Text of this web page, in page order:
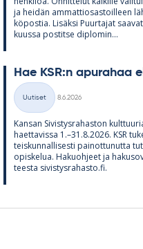
ja hei­dän am­mat­tio­sas­toil­leen
kö­pos­tia. Li­säksi Puur­ta­jat
kuussa pos­titse diplo­min...
Hae KSR:n apu­ra­haa
Kategoriat
Uutiset
8.6.2026
Kan­san Si­vis­tys­ra­has­ton
haet­ta­vissa 1.–31.8.2026. KSR
teis­kun­nal­li­sesti pai­not­tu­nutta
opis­ke­lua. Ha­kuoh­jeet ja
teesta si­vis­tys­ra­hasto.fi.